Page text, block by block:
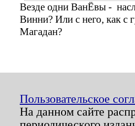
Везде одни ВанЁвы -
Винни? Или с него, как с
Магадан?
Пользовательское
На данном сайте